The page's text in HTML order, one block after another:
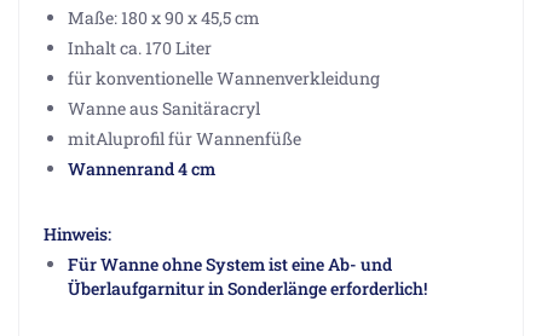
Maße: 180 x 90 x 45,5 cm
Inhalt ca. 170 Liter
für konventionelle Wannenverkleidung
Wanne aus Sanitäracryl
mitAluprofil für Wannenfüße
Wannenrand 4 cm
Hinweis:
Für Wanne ohne System ist eine Ab- und
Überlaufgarnitur in Sonderlänge erforderlich!